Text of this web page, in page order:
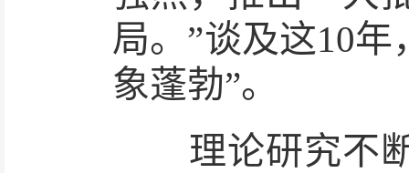
局。”谈及这10
象蓬勃”。
理论研究不断